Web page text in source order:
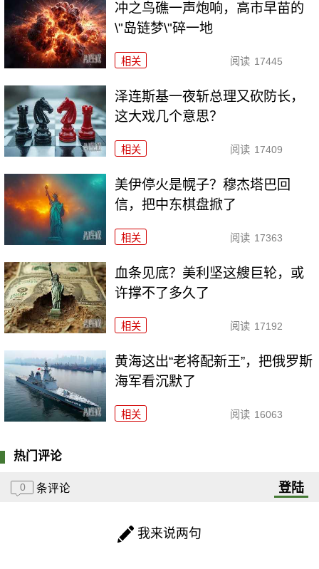
冲之鸟礁一声炮响，高市早苗的
\"岛链梦\"碎一地
相关 阅读 17445
泽连斯基一夜斩总理又砍防长，
这大戏几个意思？
相关 阅读 17409
美伊停火是幌子？穆杰塔巴回
信，把中东棋盘掀了
相关 阅读 17363
血条见底？美利坚这艘巨轮，或
许撑不了多久了
相关 阅读 17192
黄海这出“老将配新王”，把俄罗斯
海军看沉默了
相关 阅读 16063
热门评论
0 条评论 登陆
我来说两句